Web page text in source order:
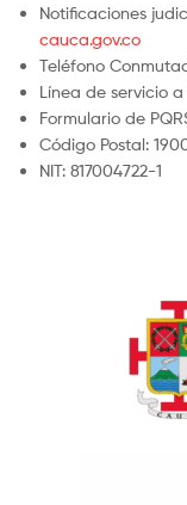
Notificaciones
cauca.gov.co
Teléfono
Línea de servicio
Formulario de
Código Postal:
NIT: 817004722-1